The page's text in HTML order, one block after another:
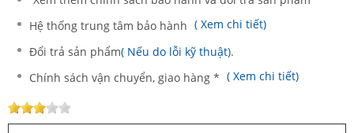
Hệ thống trung tâm bảo hành ( Xem chi tiết)
Đổi trả sản phẩm( Nếu do lỗi kỹ thuật).
Chính sách vận chuyển, giao hàng * ( Xem chi tiết)